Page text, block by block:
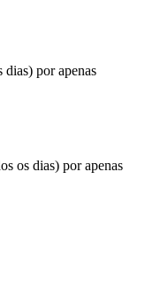
por apenas
os dias) por apenas